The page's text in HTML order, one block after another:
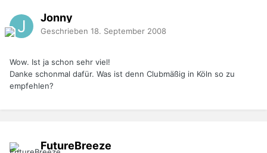
Jonny
Geschrieben 18. September 2008
Wow. Ist ja schon sehr viel!
Danke schonmal dafür. Was ist denn Clubmäßig in Köln so zu
empfehlen?
FutureBreeze